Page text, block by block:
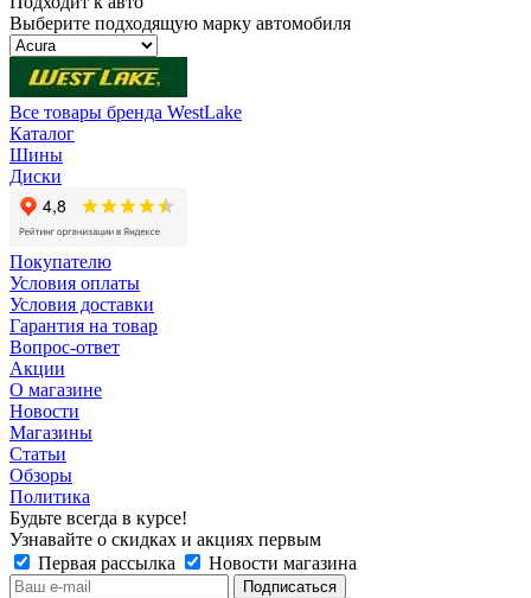
Выберите подходящую марку автомобиля
Все товары бренда WestLake
Каталог
Шины
Диски
Покупателю
Условия оплаты
Условия доставки
Гарантия на товар
Вопрос-ответ
Акции
О магазине
Новости
Магазины
Статьи
Обзоры
Политика
Будьте всегда в курсе!
Узнавайте о скидках и акциях первым
Первая рассылка
Новости магазина